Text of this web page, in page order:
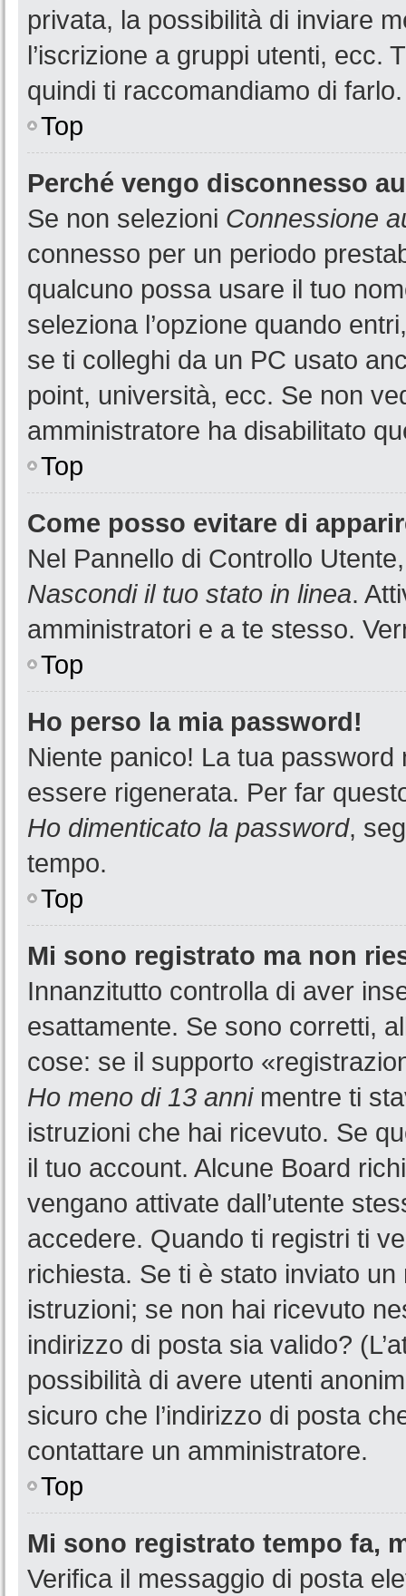
privata, la possibilità di inviare
l’iscrizione a gruppi utenti, ecc.
quindi ti raccomandiamo di farlo.
Top
Perché vengo disconnesso
Se non selezioni Connessione
connesso per un periodo
qualcuno possa usare il tuo
seleziona l’opzione quando
se ti colleghi da un PC usato
point, università, ecc. Se non
amministratore ha disabilitato
Top
Come posso evitare di
Nel Pannello di Controllo
Nascondi il tuo stato in linea.
amministratori e a te stesso.
Top
Ho perso la mia password!
Niente panico! La tua
essere rigenerata. Per far
Ho dimenticato la password,
tempo.
Top
Mi sono registrato ma non
Innanzitutto controlla di aver
esattamente. Se sono corretti,
cose: se il supporto
Ho meno di 13 annimentre ti
istruzioni che hai ricevuto. Se
il tuo account. Alcune Board
vengano attivate dall’utente
accedere. Quando ti registri ti
richiesta. Se ti è stato inviato
istruzioni; se non hai ricevuto
indirizzo di posta sia valido?
possibilità di avere utenti
sicuro che l’indirizzo di posta
contattare un amministratore.
Top
Mi sono registrato tempo fa,
Verifica il messaggio di posta